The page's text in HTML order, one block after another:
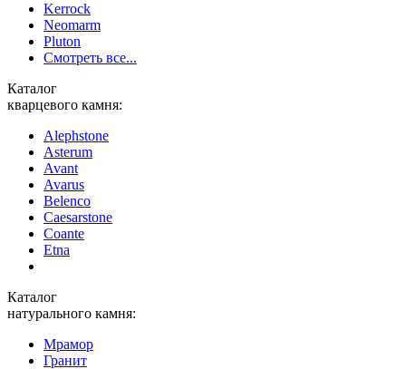
Kerrock
Neomarm
Pluton
Смотреть все...
Каталог
кварцевого камня:
Alephstone
Asterum
Avant
Avarus
Belenco
Caesarstone
Coante
Etna
Каталог
натурального камня:
Мрамор
Гранит